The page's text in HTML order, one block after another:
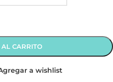
CARRITO
a wishlist